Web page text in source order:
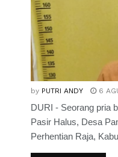
by PUTRI ANDY 6
DURI - Seorang pria
Pasir Halus, Desa
Perhentian Raja,